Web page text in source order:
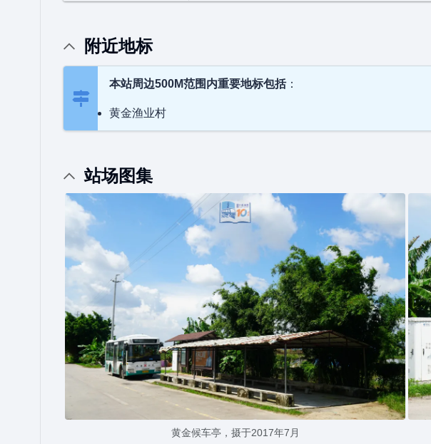
附近地标
本站周边500M范围内重要地标包括：
黄金渔业村
站场图集
黄金候车亭，摄于2017年7月